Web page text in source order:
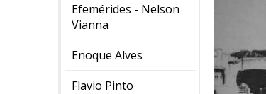
Efemérides - Nelson
Vianna
Enoque Alves
Flavio Pinto